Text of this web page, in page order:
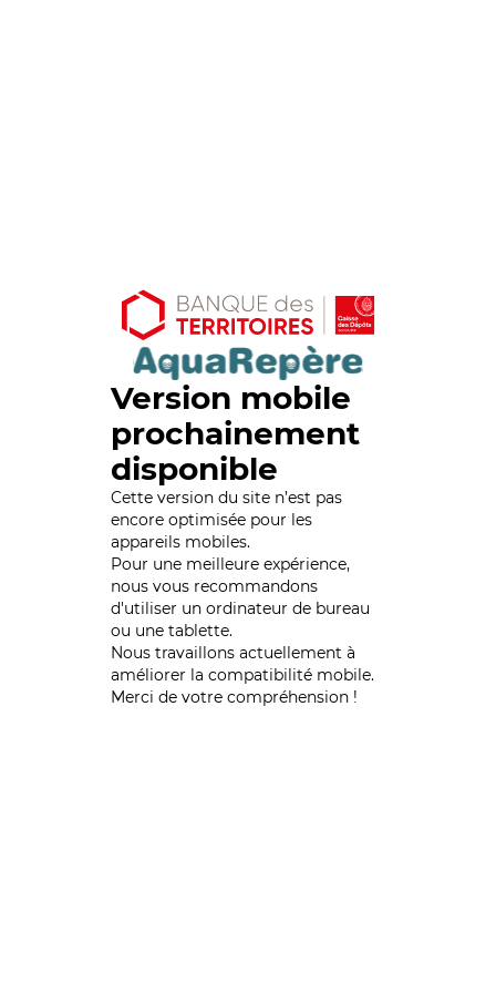
Version mobile
prochainement
disponible
Cette version du site n’est pas
encore optimisée pour les
appareils mobiles.
Pour une meilleure expérience,
nous vous recommandons
d'utiliser un ordinateur de bureau
ou une tablette.
Nous travaillons actuellement à
améliorer la compatibilité mobile.
Merci de votre compréhension !